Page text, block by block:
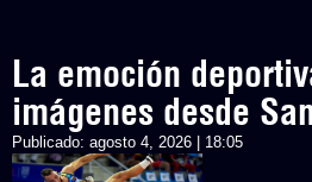
La emoción
imágenes desde
Publicado: agosto 4, 2026 | 18:05